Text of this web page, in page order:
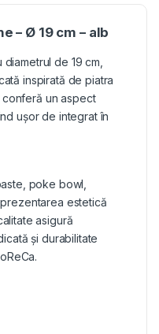
– Ø 19 cm – alb
de 19 cm,
inspirată de piatra
conferă un aspect
ușor de integrat în
poke bowl,
estetică
asigură
și durabilitate